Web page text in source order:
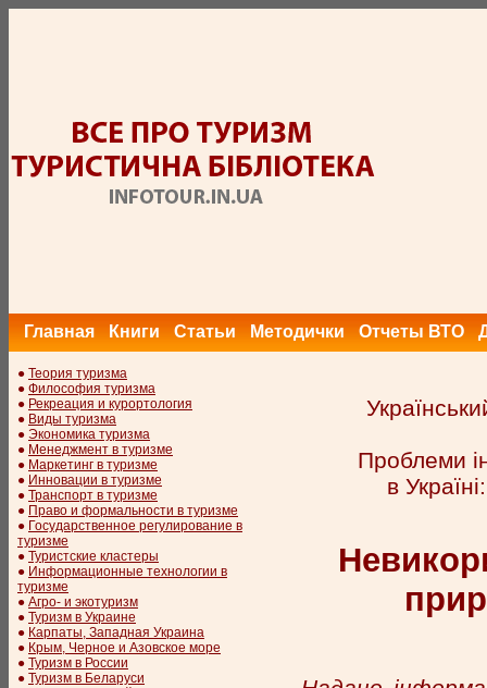
Главная Книги Статьи Методички Отчеты ВТО
● Теория туризма
● Философия туризма
● Рекреация и курортология
● Виды туризма
● Экономика туризма
● Менеджмент в туризме
● Маркетинг в туризме
● Инновации в туризме
● Транспорт в туризме
● Право и формальности в туризме
● Государственное регулирование в
туризме
● Туристские кластеры
● Информационные технологии в
туризме
● Агро- и экотуризм
● Туризм в Украине
● Карпаты, Западная Украина
● Крым, Черное и Азовское море
● Туризм в России
● Туризм в Беларуси
Проблеми
в